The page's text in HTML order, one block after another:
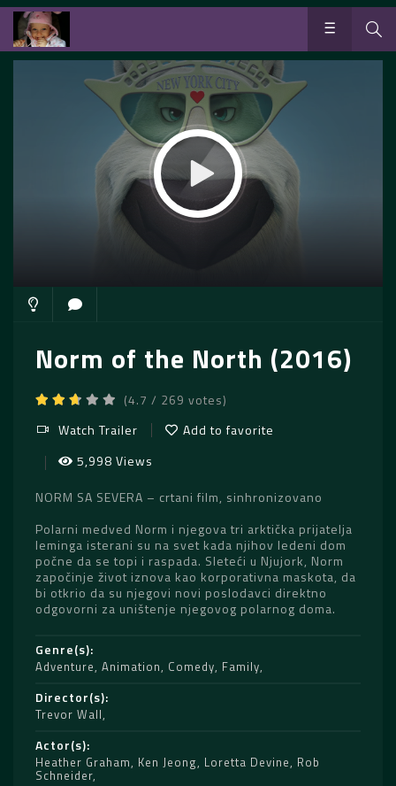
Norm of the North (2016)
(4.7 / 269 votes)
Watch Trailer
Add to favorite
5,998 Views
NORM SA SEVERA – crtani film, sinhronizovano
Polarni medved Norm i njegova tri arktička prijatelja
leminga isterani su na svet kada njihov ledeni dom
počne da se topi i raspada. Sleteći u Njujork, Norm
započinje život iznova kao korporativna maskota, da
bi otkrio da su njegovi novi poslodavci direktno
odgovorni za uništenje njegovog polarnog doma.
Genre(s)
Adventure, Animation, Comedy, Family
Director(s)
Trevor Wall
Actor(s)
Heather Graham, Ken Jeong, Loretta Devine, Rob
Schneider